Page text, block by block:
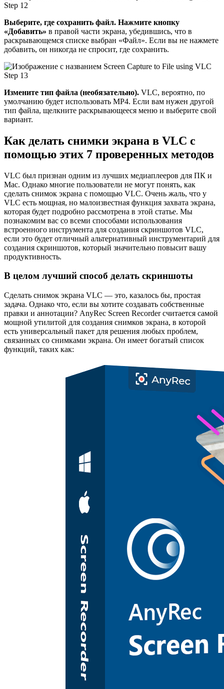
Выберите, где сохранить файл. Нажмите кнопку
«Добавить» в правой части экрана, убедившись, что в
раскрывающемся списке выбран «Файл». Если вы не нажмете
добавить, он никогда не спросит, где сохранить.
Измените тип файла (необязательно). VLC, вероятно, по
умолчанию будет использовать MP4. Если вам нужен другой
тип файла, щелкните раскрывающееся меню и выберите свой
вариант.
Как делать снимки экрана в VLC с
помощью этих 7 проверенных методов
VLC был признан одним из лучших медиаплееров для ПК и
Mac. Однако многие пользователи не могут понять, как
сделать снимок экрана с помощью VLC. Очень жаль, что у
VLC есть мощная, но малоизвестная функция захвата экрана,
которая будет подробно рассмотрена в этой статье. Мы
познакомим вас со всеми способами использования
встроенного инструмента для создания скриншотов VLC,
если это будет отличный альтернативный инструментарий для
создания скриншотов, который значительно повысит вашу
продуктивность.
В целом лучший способ делать скриншоты
Сделать снимок экрана VLC — это, казалось бы, простая
задача. Однако что, если вы хотите создавать собственные
правки и аннотации? AnyRec Screen Recorder считается самой
мощной утилитой для создания снимков экрана, в которой
есть универсальный пакет для решения любых проблем,
связанных со снимками экрана. Он имеет богатый список
функций, таких как: